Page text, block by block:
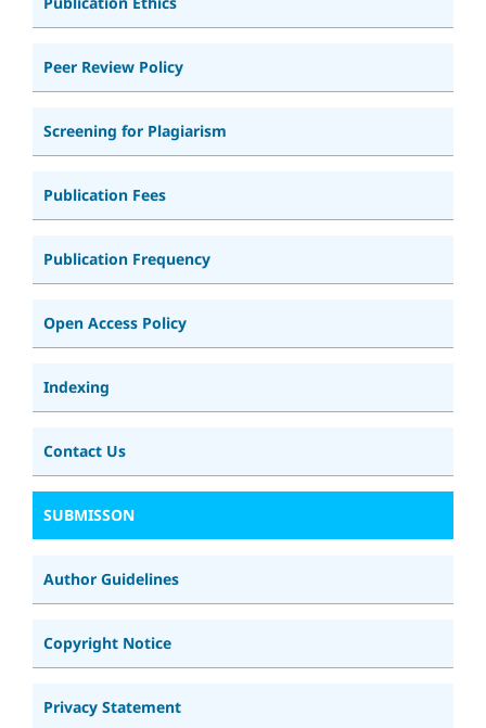
Peer Review Policy
Screening for Plagiarism
Publication Fees
Publication Frequency
Open Access Policy
Indexing
Contact Us
SUBMISSON
Author Guidelines
Copyright Notice
Privacy Statement